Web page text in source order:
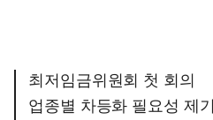
최저임금위원회 첫 회의
업종별 차등화 필요성 제기